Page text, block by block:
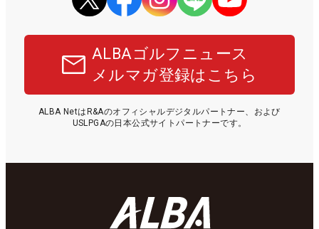
ALBAゴルフニュース
メルマガ登録はこちら
ALBA NetはR&Aのオフィシャルデジタルパートナー、および
USLPGAの日本公式サイトパートナーです。